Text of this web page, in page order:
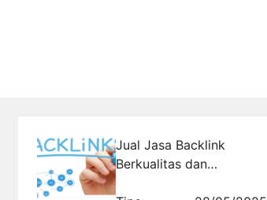
Jual Jasa Backlink
Berkualitas dan
Terpercaya